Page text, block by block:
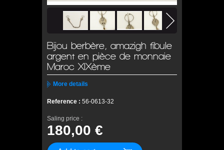
Bijou berbère, amazigh fibule
argent en pièce de monnaie
Maroc XIXème
More details
Reference : 56-0613-32
Saling price :
180,00 €